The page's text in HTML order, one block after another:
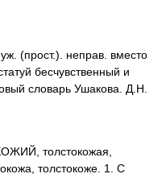
(прост.). неправ. вместо
бесчувственный и
словарь Ушакова. Д.Н.
толстокожая,
толстокоже. 1. С